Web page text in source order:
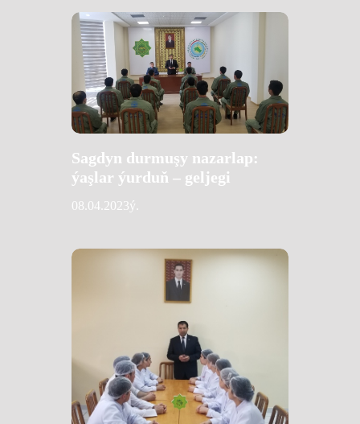
Sagdyn durmuşy nazarlap:
ýaşlar ýurduň – geljegi
08.04.2023ý.